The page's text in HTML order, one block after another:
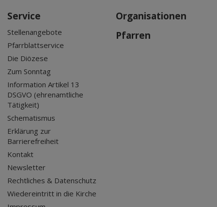
Service
Stellenangebote
Pfarrblattservice
Die Diözese
Zum Sonntag
Information Artikel 13
DSGVO (ehrenamtliche
Tätigkeit)
Schematismus
Erklärung zur
Barrierefreiheit
Kontakt
Newsletter
Rechtliches & Datenschutz
Wiedereintritt in die Kirche
Organisationen
Pfarren